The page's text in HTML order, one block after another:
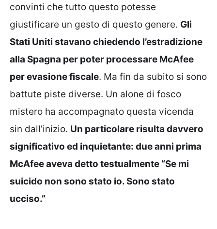
convinti che tutto questo potesse
giustificare un gesto di questo genere. Gli
Stati Uniti stavano chiedendo l’estradizione
alla Spagna per poter processare McAfee
per evasione fiscale. Ma fin da subito si sono
battute piste diverse. Un alone di fosco
mistero ha accompagnato questa vicenda
sin dall’inizio. Un particolare risulta davvero
significativo ed inquietante: due anni prima
McAfee aveva detto testualmente “Se mi
suicido non sono stato io. Sono stato
ucciso.”